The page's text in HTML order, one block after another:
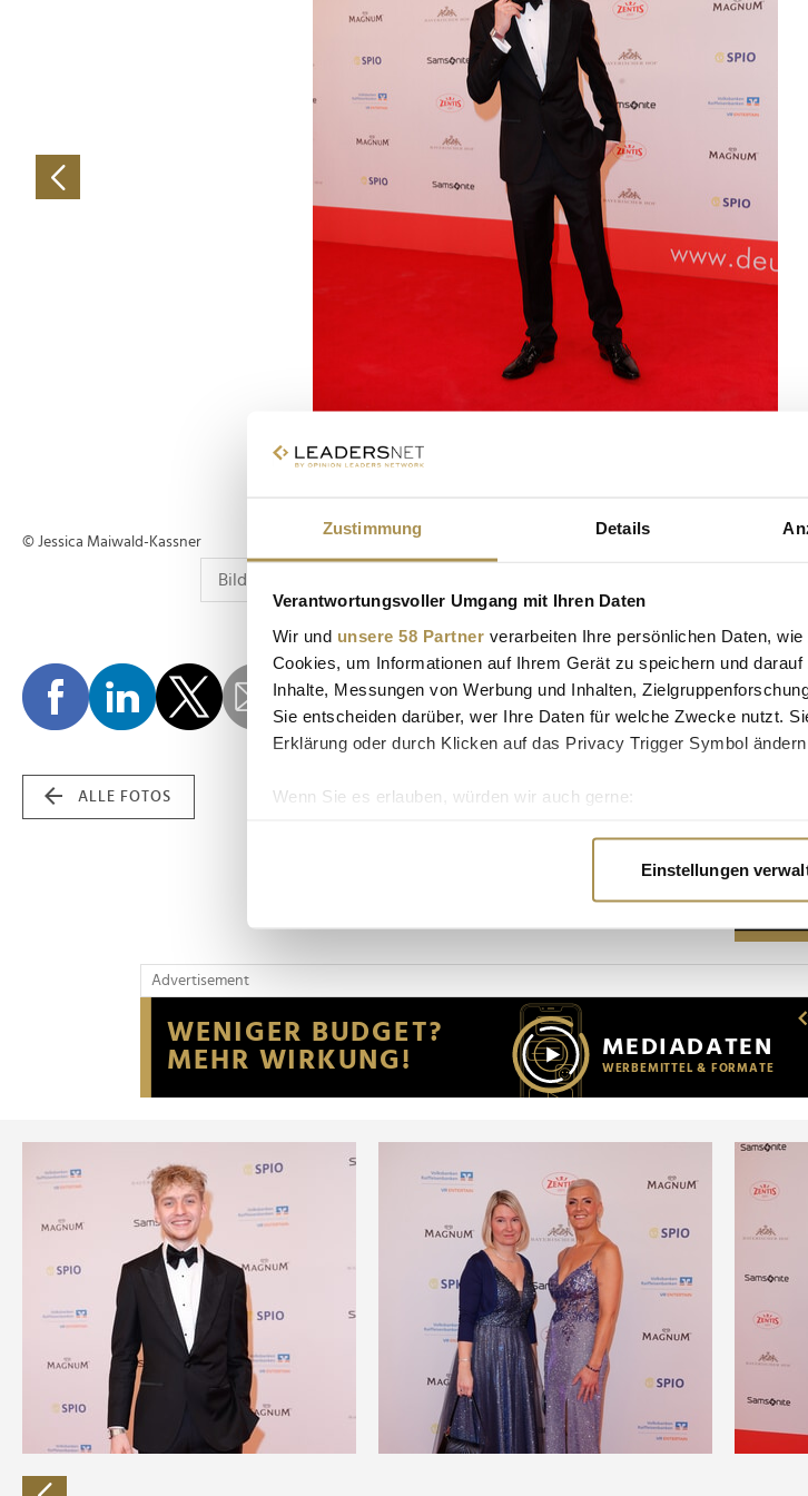
Zustimmung Details
Verantwortungsvoller Umgang mit Ihren Daten
Wir und unsere 58 Partner verarbeiten Ihre persönlichen Daten,
Cookies, um Informationen auf Ihrem Gerät zu speichern und
Inhalte, Messungen von Werbung und Inhalten,
Sie entscheiden darüber, wer Ihre Daten für welche Zwecke nutzt.
Erklärung oder durch Klicken auf das Privacy Trigger Symbol
Wenn Sie es erlauben, würden wir auch gerne:
Erfahren Sie mehr darüber, wie Ihre persönlichen Daten verarbeitet
Wir verwenden Cookies, um Inhalte und Anzeigen zu
Website an unsere Partner für soziale Medien, Werbung und
möglicherweise mit weiteren Daten zusammen, die Sie ihnen
der Dienste gesammelt haben.
Einstellungen
© Jessica Maiwald-Kassner
ALLE FOTOS
Advertisement